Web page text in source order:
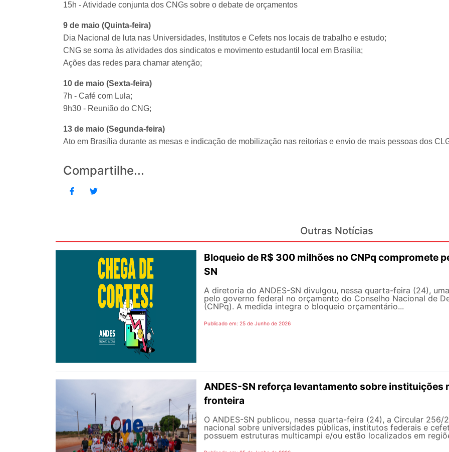
15h - Atividade conjunta dos CNGs sobre o debate de orçamentos
9 de maio (Quinta-feira)
Dia Nacional de luta nas Universidades, Institutos e Cefets nos locais de trabalho e estudo;
CNG se soma às atividades dos sindicatos e movimento estudantil local em Brasília;
Ações das redes para chamar atenção;
10 de maio (Sexta-feira)
7h - Café com Lula;
9h30 - Reunião do CNG;
13 de maio (Segunda-feira)
Ato em Brasília durante as mesas e indicação de mobilização nas reitorias e envio de mais pessoas dos
Compartilhe...
Outras Notícias
Bloqueio de R$ 300 milhões no CNPq compromete
SN
A diretoria do ANDES-SN divulgou, nessa quarta-feira (24),
pelo governo federal no orçamento do Conselho Nacional de
(CNPq). A medida integra o bloqueio orçamentário...
Publicado em: 25 de Junho de 2026
ANDES-SN reforça levantamento sobre instituições
fronteira
O ANDES-SN publicou, nessa quarta-feira (24), a Circular
nacional sobre universidades públicas, institutos federais e
possuem estruturas multicampi e/ou estão localizados em